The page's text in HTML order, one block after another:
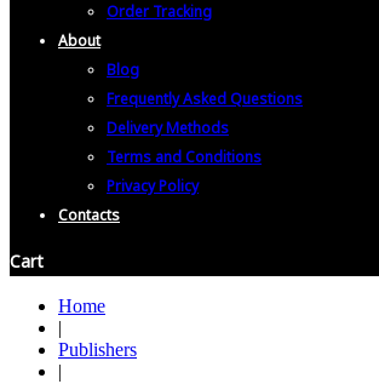
Order Tracking
About
Blog
Frequently Asked Questions
Delivery Methods
Terms and Conditions
Privacy Policy
Contacts
Cart
Home
|
Publishers
|